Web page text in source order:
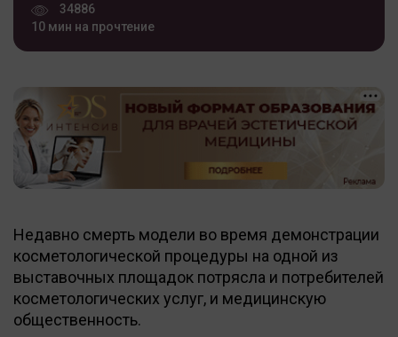
34886
10 мин на прочтение
Недавно смерть модели во время демонстрации
косметологической процедуры на одной из
выставочных площадок потрясла и потребителей
косметологических услуг, и медицинскую
общественность.